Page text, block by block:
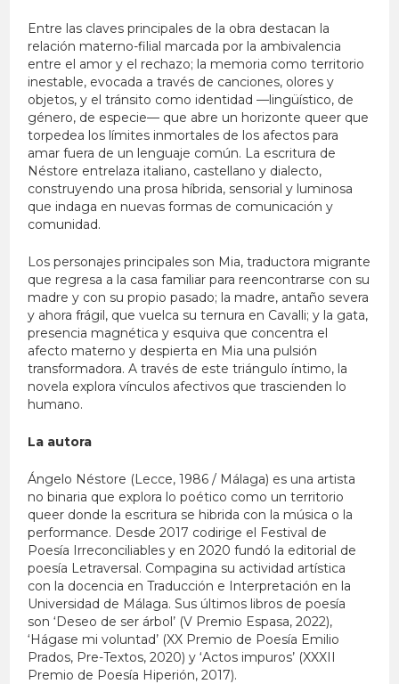
Entre las claves principales de la obra destacan la
relación materno-filial marcada por la ambivalencia
entre el amor y el rechazo; la memoria como territorio
inestable, evocada a través de canciones, olores y
objetos, y el tránsito como identidad —lingüístico, de
género, de especie— que abre un horizonte queer que
torpedea los límites inmortales de los afectos para
amar fuera de un lenguaje común. La escritura de
Néstore entrelaza italiano, castellano y dialecto,
construyendo una prosa híbrida, sensorial y luminosa
que indaga en nuevas formas de comunicación y
comunidad.
Los personajes principales son Mia, traductora migrante
que regresa a la casa familiar para reencontrarse con su
madre y con su propio pasado; la madre, antaño severa
y ahora frágil, que vuelca su ternura en Cavalli; y la gata,
presencia magnética y esquiva que concentra el
afecto materno y despierta en Mia una pulsión
transformadora. A través de este triángulo íntimo, la
novela explora vínculos afectivos que trascienden lo
humano.
La autora
Ángelo Néstore (Lecce, 1986 / Málaga) es una artista
no binaria que explora lo poético como un territorio
queer donde la escritura se hibrida con la música o la
performance. Desde 2017 codirige el Festival de
Poesía Irreconciliables y en 2020 fundó la editorial de
poesía Letraversal. Compagina su actividad artística
con la docencia en Traducción e Interpretación en la
Universidad de Málaga. Sus últimos libros de poesía
son ‘Deseo de ser árbol’ (V Premio Espasa, 2022),
‘Hágase mi voluntad’ (XX Premio de Poesía Emilio
Prados, Pre-Textos, 2020) y ‘Actos impuros’ (XXXII
Premio de Poesía Hiperión, 2017).